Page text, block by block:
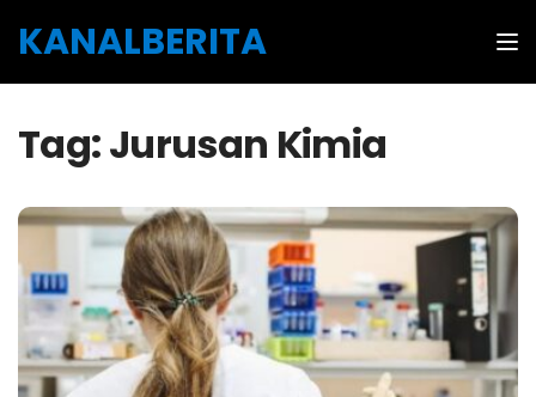
KANALBERITA
Tag:Jurusan Kimia